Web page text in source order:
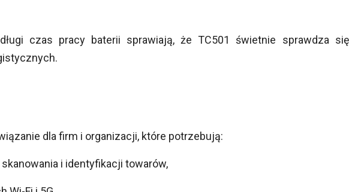
czas pracy baterii sprawiają, że TC501 świetnie sprawdza
dla firm i organizacji, które potrzebują:
i identyfikacji towarów,